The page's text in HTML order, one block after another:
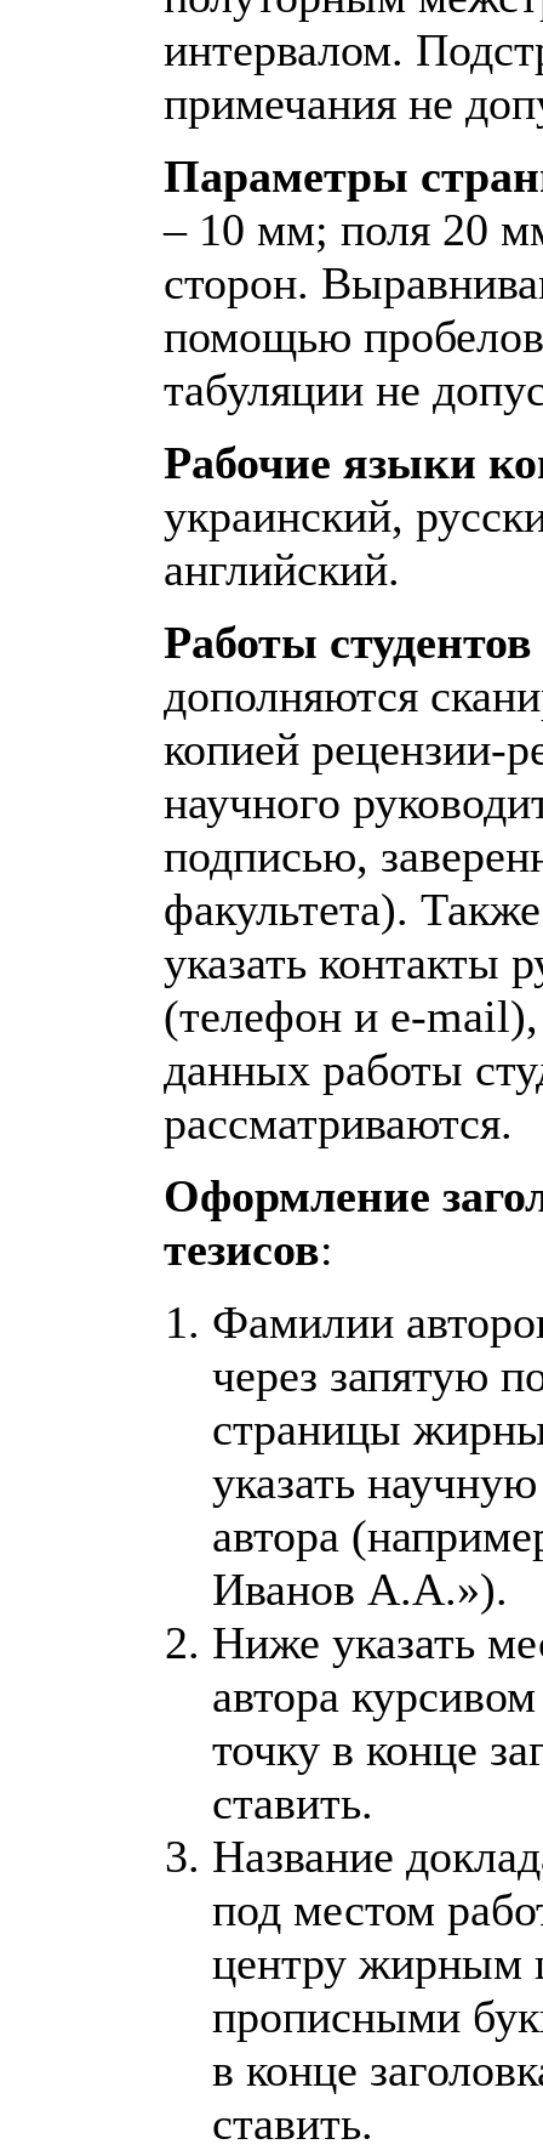
интервалом.
примечания не
Параметры
– 10 мм; поля 20
сторон.
помощью
табуляции не
Рабочие языки
украинский,
английский.
Работы студентов
дополняются
копией рецензии-
научного
подписью,
факультета).
указать контакты
(телефон и e-mail),
данных работы
рассматриваются.
Оформление
тезисов:
Фамилии
через запятую
страницы
указать
автора
Иванов А.А.»).
Ниже указать
автора
точку в конце
ставить.
Название
под местом
центру жирным
прописными
в конце
ставить.